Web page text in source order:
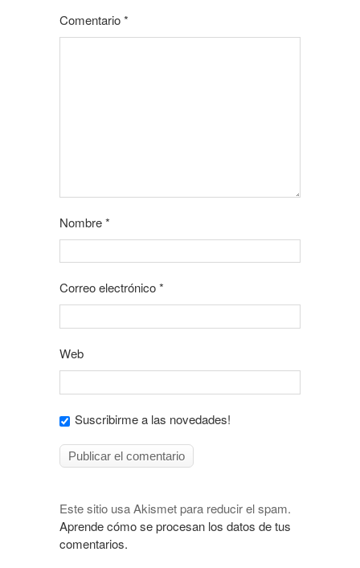
Comentario*
Nombre*
Correo electrónico*
Web
Suscribirme a las novedades!
Este sitio usa Akismet para reducir el spam.
Aprende cómo se procesan los datos de tus
comentarios.